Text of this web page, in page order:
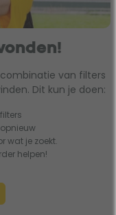
van filters
Dit kun je doen:
wat je zoekt.
helpen!